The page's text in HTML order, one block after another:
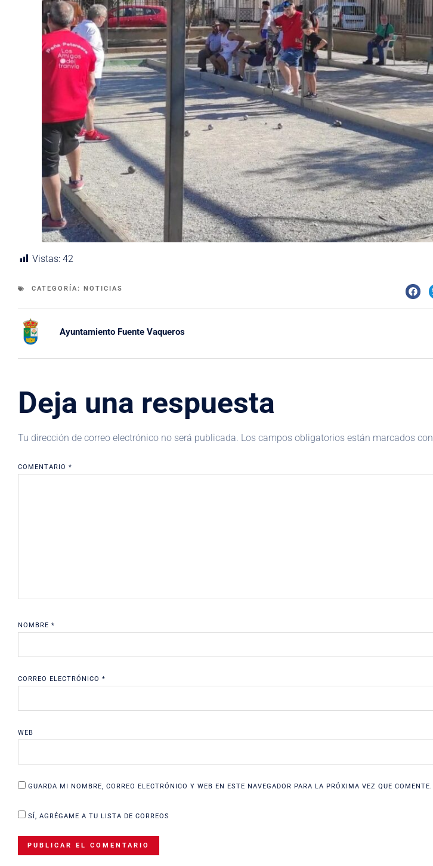
Vistas: 42
CATEGORÍA: NOTICIAS
Ayuntamiento Fuente Vaqueros
Deja una respuesta
Tu dirección de correo electrónico no será publicada. Los campos obligatorios están marcados con
COMENTARIO *
NOMBRE *
CORREO ELECTRÓNICO *
WEB
GUARDA MI NOMBRE, CORREO ELECTRÓNICO Y WEB EN ESTE NAVEGADOR PARA LA PRÓXIMA VEZ QUE COMENTE.
SÍ, AGRÉGAME A TU LISTA DE CORREOS